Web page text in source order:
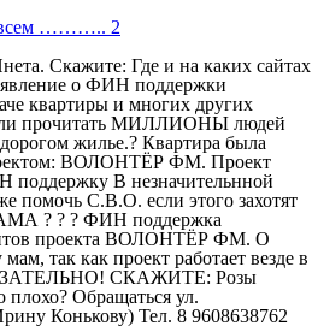
……….. 2
Скажите: Где и на каких сайтах
о ФИН поддержки
квартиры и многих других
прочитать МИЛЛИОНЫ людей
жилье.? Квартира была
ВОЛОНТЁР ФМ. Проект
поддержку В незначительнной
помочь С.В.О. если этого захотят
? ? ? ФИН поддержка
проекта ВОЛОНТЁР ФМ. О
так как проект работает везде в
СКАЖИТЕ: Розы
Обращаться ул.
Конькову) Тел. 8 9608638762